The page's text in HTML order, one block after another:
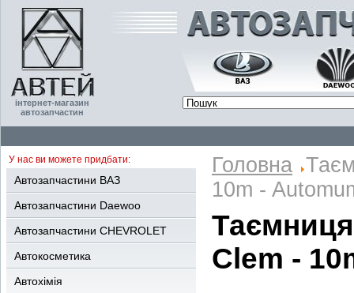
інтернет-магазин
автозапчастин
У нас ви можете придбати:
Автозапчастини ВАЗ
Автозапчастини Daewoo
Автозапчастини CHEVROLET
Автокосметика
Автохімія
Головна
10m -
Clem -